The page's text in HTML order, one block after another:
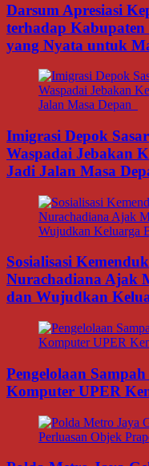
Darsum Apresiasi
terhadap
yang Nyata untuk
Imigrasi Depok
Waspadai Jebakan
Jadi Jalan Masa
Sosialisasi
Nurachadiana Ajak
dan Wujudkan
Pengelolaan
Komputer UPER